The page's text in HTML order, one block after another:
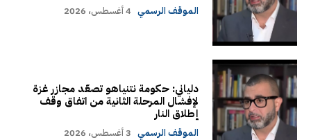
الموقف الرسمي 4 أغسطس، 2026
دلياني: حكومة نتنياهو تصعّد مجازر غزة
لإفشال المرحلة الثانية من اتفاق وقف
إطلاق النار
الموقف الرسمي 3 أغسطس، 2026